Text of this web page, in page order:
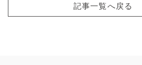
記事一覧へ戻る